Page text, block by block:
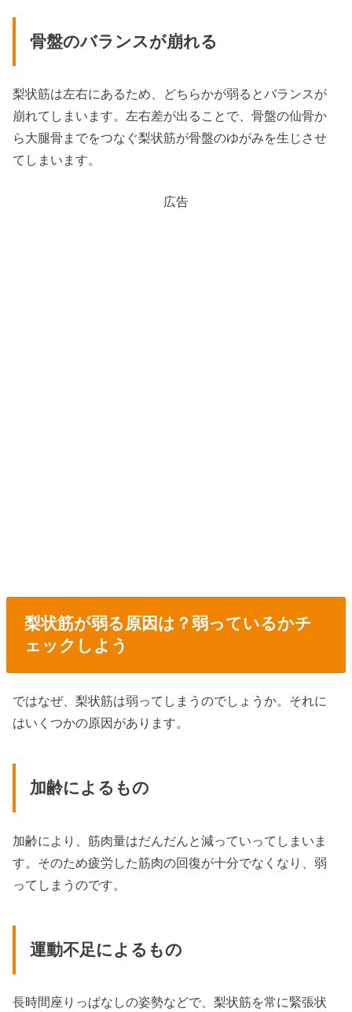
骨盤のバランスが崩れる
梨状筋は左右にあるため、どちらかが弱るとバランスが
崩れてしまいます。左右差が出ることで、骨盤の仙骨か
ら大腿骨までをつなぐ梨状筋が骨盤のゆがみを生じさせ
てしまいます。
広告
梨状筋が弱る原因は？弱っているかチ
ェックしよう
ではなぜ、梨状筋は弱ってしまうのでしょうか。それに
はいくつかの原因があります。
加齢によるもの
加齢により、筋肉量はだんだんと減っていってしまいま
す。そのため疲労した筋肉の回復が十分でなくなり、弱
ってしまうのです。
運動不足によるもの
長時間座りっぱなしの姿勢などで、梨状筋を常に緊張状